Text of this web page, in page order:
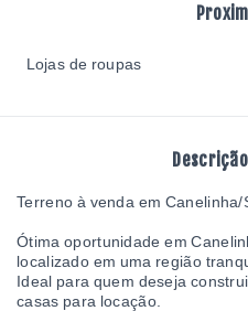
Lojas de roupas
Terreno à venda em Canelinha/
Ótima oportunidade em
localizado em uma região
Ideal para quem deseja
casas para locação.